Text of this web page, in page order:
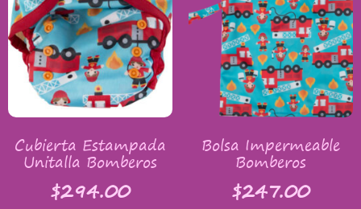
Cubierta Estampada
Unitalla Bomberos
$294.00
Bolsa Impermeable
Bomberos
$247.00